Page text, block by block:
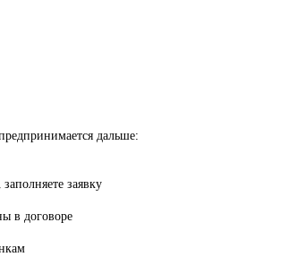
дальше:
заявку
в договоре